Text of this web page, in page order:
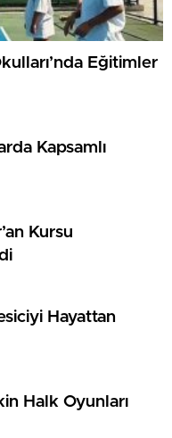
Eğitimler
Kapsamlı
Kursu
Hayattan
Halk Oyunları